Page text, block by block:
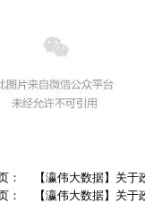
：
【瀛伟大数据】关
：
【瀛伟大数据】关